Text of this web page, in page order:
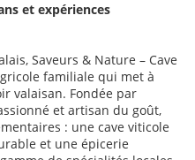
et expériences
Saveurs & Nature – Cave
familiale qui met à
valaisan. Fondée par
et artisan du goût,
: une cave viticole
et une épicerie